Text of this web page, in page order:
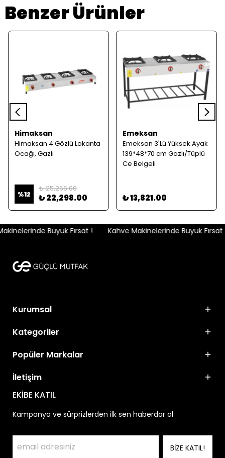
Benzer Ürünler
Himaksan
Himaksan 4 Gözlü Lokanta
Ocağı, Gazlı
%12
₺ 25,266.00
₺ 22,298.00
Emeksan
Emeksan 3'Lü Yüksek Ayak
139*48*70 cm Gazlı/Tüplü
Ce Belgeli
₺ 13,821.00
Büyük Fırsat ! Kahve Makinelerinde Büyük Fırsat !
Kurumsal
Kategoriler
Popüler Markalar
İletişim
EKİBE KATIL
Kampanya ve sürprizlerden ilk sen haberdar ol
BİZE KATIL!